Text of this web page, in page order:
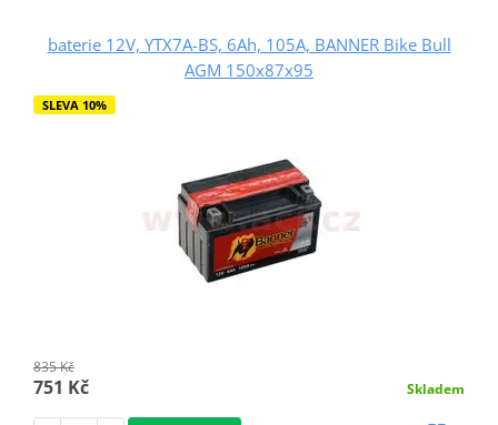
baterie 12V, YTX7A-BS, 6Ah, 105A, BANNER Bike Bull
AGM 150x87x95
SLEVA 10%
835 Kč
751 Kč Skladem